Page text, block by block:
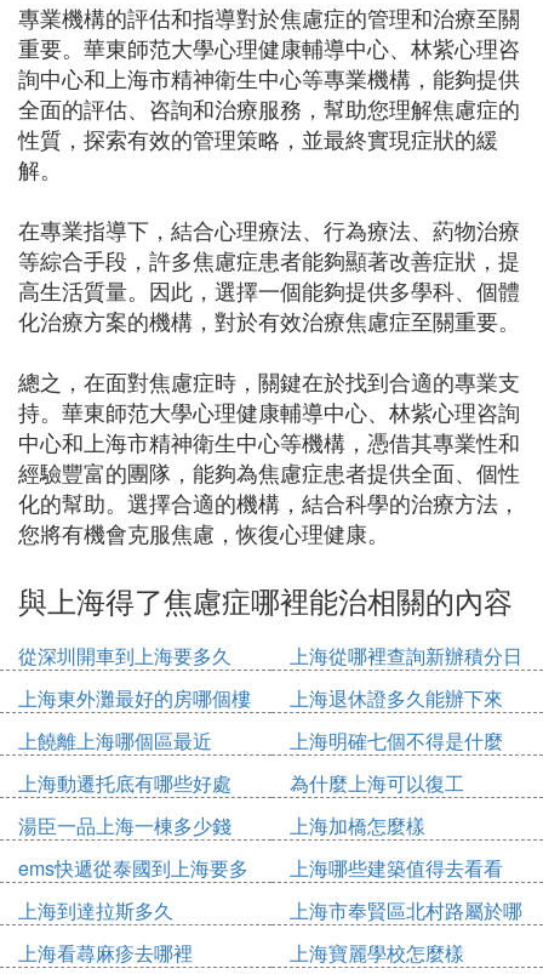
專業機構的評估和指導對於焦慮症的管理和治療至關
重要。華東師范大學心理健康輔導中心、林紫心理咨
詢中心和上海市精神衛生中心等專業機構，能夠提供
全面的評估、咨詢和治療服務，幫助您理解焦慮症的
性質，探索有效的管理策略，並最終實現症狀的緩
解。
在專業指導下，結合心理療法、行為療法、葯物治療
等綜合手段，許多焦慮症患者能夠顯著改善症狀，提
高生活質量。因此，選擇一個能夠提供多學科、個體
化治療方案的機構，對於有效治療焦慮症至關重要。
總之，在面對焦慮症時，關鍵在於找到合適的專業支
持。華東師范大學心理健康輔導中心、林紫心理咨詢
中心和上海市精神衛生中心等機構，憑借其專業性和
經驗豐富的團隊，能夠為焦慮症患者提供全面、個性
化的幫助。選擇合適的機構，結合科學的治療方法，
您將有機會克服焦慮，恢復心理健康。
與上海得了焦慮症哪裡能治相關的內容
從深圳開車到上海要多久
上海從哪裡查詢新辦積分日
期
上海東外灘最好的房哪個樓
上海退休證多久能辦下來
上饒離上海哪個區最近
上海明確七個不得是什麼
上海動遷托底有哪些好處
為什麼上海可以復工
湯臣一品上海一棟多少錢
上海加橋怎麼樣
ems快遞從泰國到上海要多
久
上海哪些建築值得去看看
上海到達拉斯多久
上海市奉賢區北村路屬於哪
個鎮
上海看蕁麻疹去哪裡 上海寶麗學校怎麼樣